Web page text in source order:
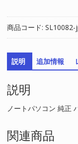
バ
ッ
テ
リ
ー
応
SAMSUNG
910S3G
商品コード: SL10082-
説明 追加情報
説明
ノートパソコン 純正
関連商品